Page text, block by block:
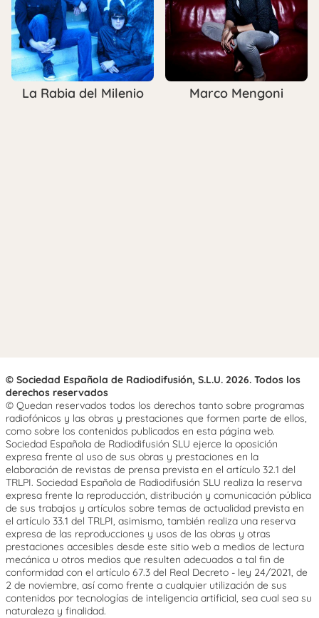
La Rabia del Milenio Marco Mengoni
© Sociedad Española de Radiodifusión, S.L.U. 2026. Todos los
derechos reservados
© Quedan reservados todos los derechos tanto sobre programas
radiofónicos y las obras y prestaciones que formen parte de ellos,
como sobre los contenidos publicados en esta página web.
Sociedad Española de Radiodifusión SLU ejerce la oposición
expresa frente al uso de sus obras y prestaciones en la
elaboración de revistas de prensa prevista en el artículo 32.1 del
TRLPI. Sociedad Española de Radiodifusión SLU realiza la reserva
expresa frente la reproducción, distribución y comunicación pública
de sus trabajos y artículos sobre temas de actualidad prevista en
el artículo 33.1 del TRLPI, asimismo, también realiza una reserva
expresa de las reproducciones y usos de las obras y otras
prestaciones accesibles desde este sitio web a medios de lectura
mecánica u otros medios que resulten adecuados a tal fin de
conformidad con el artículo 67.3 del Real Decreto - ley 24/2021, de
2 de noviembre, así como frente a cualquier utilización de sus
contenidos por tecnologías de inteligencia artificial, sea cual sea su
naturaleza y finalidad.